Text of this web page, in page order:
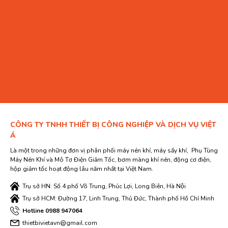
CÔNG TY TNHH THIẾT BỊ CÔNG NGHIỆP VÀ DỊCH VỤ VIỆT
Á
Là một trong những đơn vị phân phối máy nén khí, máy sấy khí, Phụ Tùng
Máy Nén Khí và Mô Tơ Điện Giảm Tốc, bơm màng khí nén, động cơ điện,
hộp giảm tốc hoạt động lâu năm nhất tại Việt Nam.
Trụ sở HN: Số 4 phố Võ Trung, Phúc Lợi, Long Biên, Hà Nội
Trụ sở HCM: Đường 17, Linh Trung, Thủ Đức, Thành phố Hồ Chí Minh
Hotline 0988 947064
thietbivietavn@gmail.com